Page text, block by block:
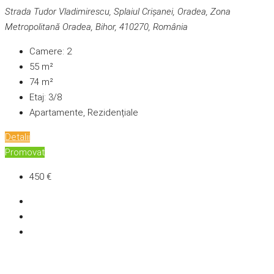
Strada Tudor Vladimirescu, Splaiul Crișanei, Oradea, Zona
Metropolitană Oradea, Bihor, 410270, România
Camere: 2
55 m²
74 m²
Etaj: 3/8
Apartamente, Rezidențiale
Detalii
Promovat
450 €